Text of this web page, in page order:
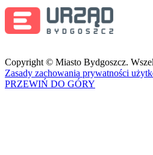
Copyright © Miasto Bydgoszcz.
Zasady zachowania prywatności
PRZEWIŃ DO GÓRY